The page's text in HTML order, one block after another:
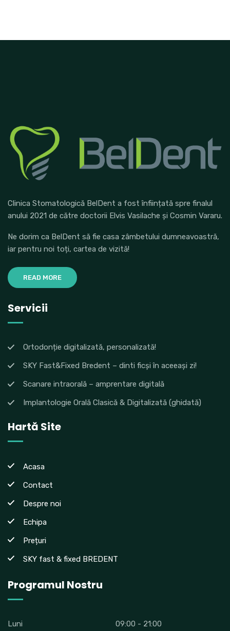
Clinica Stomatologică BelDent a fost înființată spre finalul
anului 2021 de către doctorii Elvis Vasilache și Cosmin Vararu.
Ne dorim ca BelDent să fie casa zâmbetului dumneavoastră,
iar pentru noi toți, cartea de vizită!
READ MORE
Servicii
Ortodonție digitalizată, personalizată!
SKY Fast&Fixed Bredent – dinti ficși în aceeași zi!
Scanare intraorală – amprentare digitală
Implantologie Orală Clasică & Digitalizată (ghidată)
Hartă Site
Acasa
Contact
Despre noi
Echipa
Prețuri
SKY fast & fixed BREDENT
Programul Nostru
Luni 09:00 - 21:00